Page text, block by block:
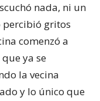
nada, ni un
percibió gritos
comenzó a
ya se
la vecina
y lo único que